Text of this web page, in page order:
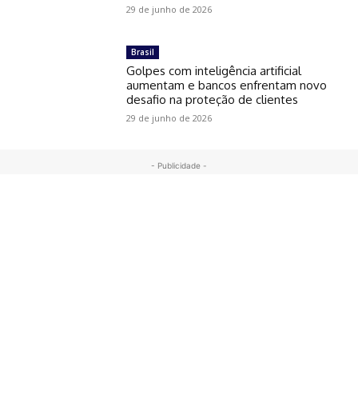
29 de junho de 2026
Brasil
Golpes com inteligência artificial
aumentam e bancos enfrentam novo
desafio na proteção de clientes
29 de junho de 2026
- Publicidade -